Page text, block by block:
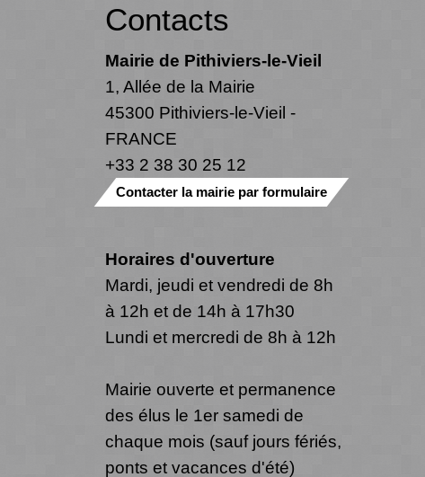
Contacts
Mairie de Pithiviers-le-Vieil
1, Allée de la Mairie
45300 Pithiviers-le-Vieil -
FRANCE
+33 2 38 30 25 12
Contacter la mairie par formulaire
Horaires d'ouverture
Mardi, jeudi et vendredi de 8h
à 12h et de 14h à 17h30
Lundi et mercredi de 8h à 12h
Mairie ouverte et permanence
des élus le 1er samedi de
chaque mois (sauf jours fériés,
ponts et vacances d'été)